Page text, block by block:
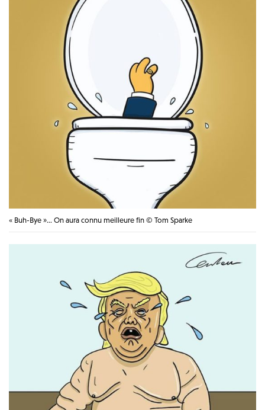
« Buh-Bye »… On aura connu meilleure fin © Tom Sparke